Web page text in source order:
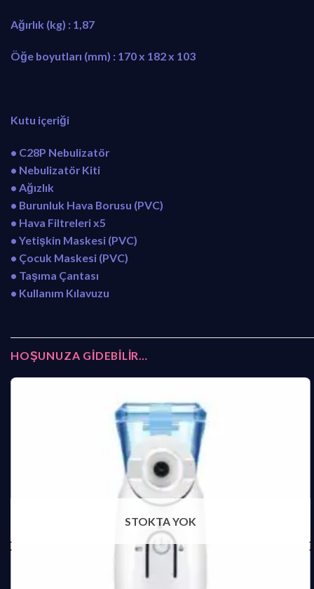
Ağırlık (kg) : 1,87
Öğe boyutları (mm) : 170 x 182 x 103
Kutu içeriği
• C28P Nebulizatör
• Nebulizatör Kiti
• Ağızlık
• Burunluk Hava Borusu (PVC)
• Hava Filtreleri x5
• Yetişkin Maskesi (PVC)
• Çocuk Maskesi (PVC)
• Taşıma Çantası
• Kullanım Kılavuzu
HOŞUNUZA GIDEBILIR…
STOKTA YOK